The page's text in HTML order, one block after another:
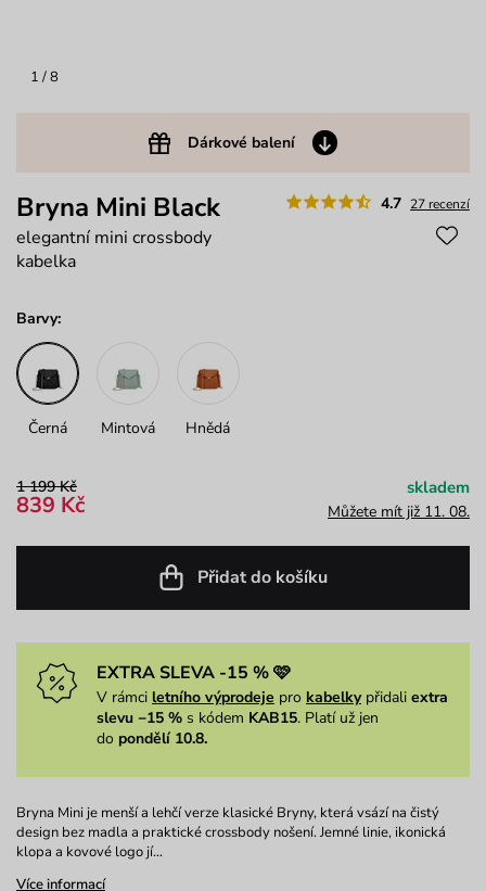
1 / 8
Dárkové balení
4.7 27 recenzí
Bryna Mini Black
elegantní mini crossbody
kabelka
Barvy:
Černá Mintová Hnědá
1 199 Kč
839 Kč
skladem
Můžete mít již 11. 08.
Přidat do košíku
EXTRA SLEVA -15 % 🩷
V rámci letního výprodeje pro kabelkypřidali extra
slevu −15 % s kódem KAB15. Platí už jen
do pondělí 10.8.
Bryna Mini je menší a lehčí verze klasické Bryny, která vsází na čistý
design bez madla a praktické crossbody nošení. Jemné linie, ikonická
klopa a kovové logo jí…
Více informací